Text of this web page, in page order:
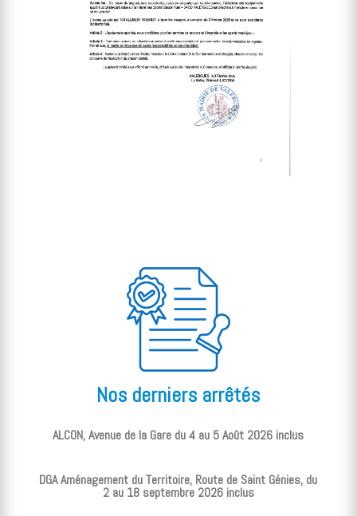
Nos derniers arrêtés
ALCON, Avenue de la Gare du 4 au 5 Août 2026 inclus
DGA Aménagement du Territoire, Route de Saint Génies, du
2 au 18 septembre 2026 inclus